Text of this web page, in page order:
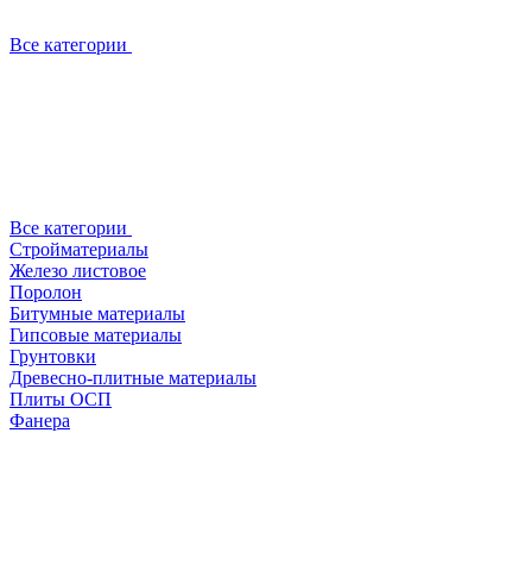
Все категории
Все категории
Стройматериалы
Железо листовое
Поролон
Битумные материалы
Гипсовые материалы
Грунтовки
Древесно-плитные материалы
Плиты ОСП
Фанера